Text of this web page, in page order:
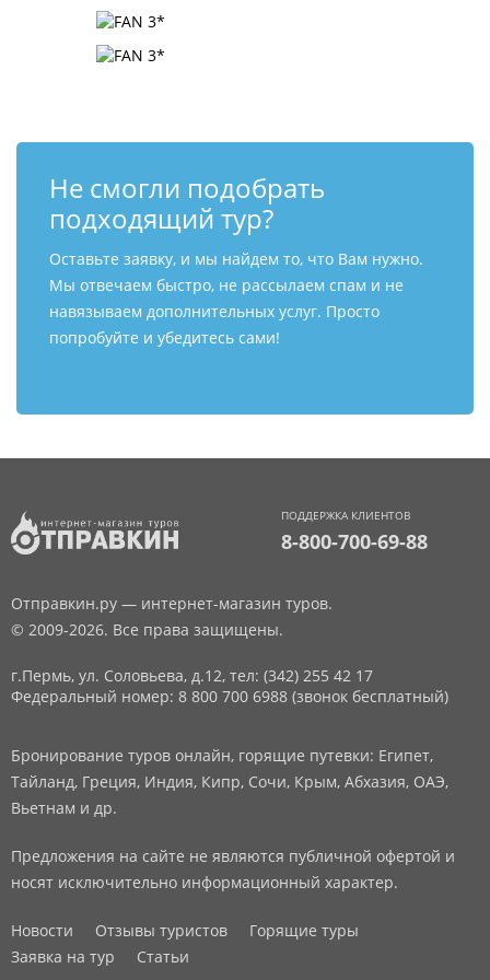
Не смогли подобрать
подходящий тур?
Оставьте заявку, и мы найдем то, что Вам нужно.
Мы отвечаем быстро, не рассылаем спам и не
навязываем дополнительных услуг. Просто
попробуйте и убедитесь сами!
ПОДДЕРЖКА КЛИЕНТОВ
8-800-700-69-88
Отправкин.ру — интернет-магазин туров.
© 2009-2026. Все права защищены.
г.Пермь, ул. Соловьева, д.12, тел: (342) 255 42 17
Федеральный номер: 8 800 700 6988 (звонок бесплатный)
Бронирование туров онлайн, горящие путевки: Египет,
Тайланд, Греция, Индия, Кипр, Сочи, Крым, Абхазия, ОАЭ,
Вьетнам и др.
Предложения на сайте не являются публичной офертой и
носят исключительно информационный характер.
Новости Отзывы туристов
Горящие туры
Заявка на тур
Статьи